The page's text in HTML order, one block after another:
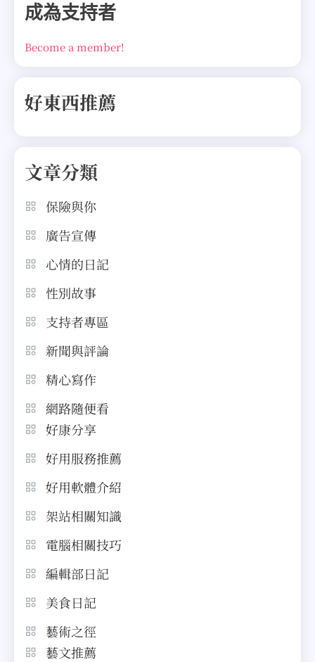
成為支持者
Become a member!
好東西推薦
文章分類
保險與你
廣告宣傳
心情的日記
性別故事
支持者專區
新聞與評論
精心寫作
網路隨便看
好康分享
好用服務推薦
好用軟體介紹
架站相關知識
電腦相關技巧
編輯部日記
美食日記
藝術之徑
藝文推薦